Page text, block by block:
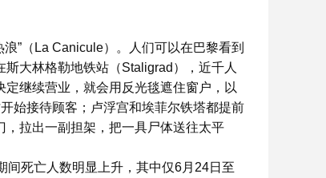
”（La Canicule）。人们可以在巴黎看到
大林格勒地铁站（Staligrad），近千人
继续营业，就会用反光毯遮住窗户，以
始接待顾客；卢浮宫和埃菲尔铁塔都提前
拉出一副担架，把一具尸体送往太平
间死亡人数明显上升，其中仅6月24日至